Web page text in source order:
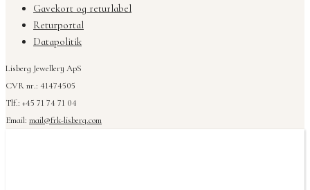
Gavekort og returlabel
Returportal
Datapolitik
Lisberg Jewellery ApS
CVR nr.: 41474505
Tlf.: +45 71 74 71 04
Email: mail@frk-lisberg.com